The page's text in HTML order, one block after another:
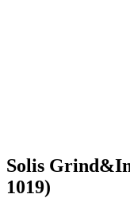
Solis
1019)